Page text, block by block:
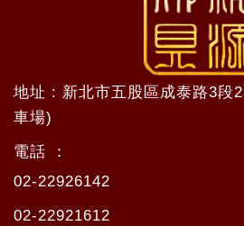
地址 : 新北市五股區成泰路3段
車場)
電話 ：
02-22926142
02-22921612